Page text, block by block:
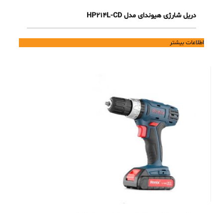
دریل شارژی هیوندای مدل HP214L-CD
اطلاعات بیشتر